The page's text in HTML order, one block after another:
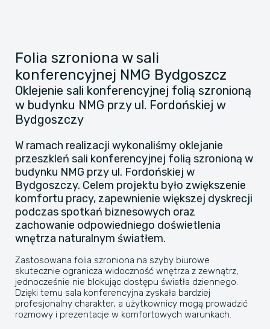
Folia szroniona w sali
konferencyjnej NMG Bydgoszcz
Oklejenie sali konferencyjnej folią szronioną
w budynku NMG przy ul. Fordońskiej w
Bydgoszczy
W ramach realizacji wykonaliśmy oklejanie
przeszkleń sali konferencyjnej folią szronioną w
budynku NMG przy ul. Fordońskiej w
Bydgoszczy. Celem projektu było zwiększenie
komfortu pracy, zapewnienie większej dyskrecji
podczas spotkań biznesowych oraz
zachowanie odpowiedniego doświetlenia
wnętrza naturalnym światłem.
Zastosowana folia szroniona na szyby biurowe
skutecznie ogranicza widoczność wnętrza z zewnątrz,
jednocześnie nie blokując dostępu światła dziennego.
Dzięki temu sala konferencyjna zyskała bardziej
profesjonalny charakter, a użytkownicy mogą prowadzić
rozmowy i prezentacje w komfortowych warunkach.